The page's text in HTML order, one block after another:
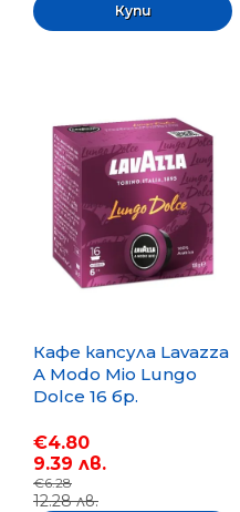
Кафе капсула Lavazza
A Modo Mio Lungo
Dolce 16 бр.
€4.80
9.39 лв.
€6.28
12.28 лв.